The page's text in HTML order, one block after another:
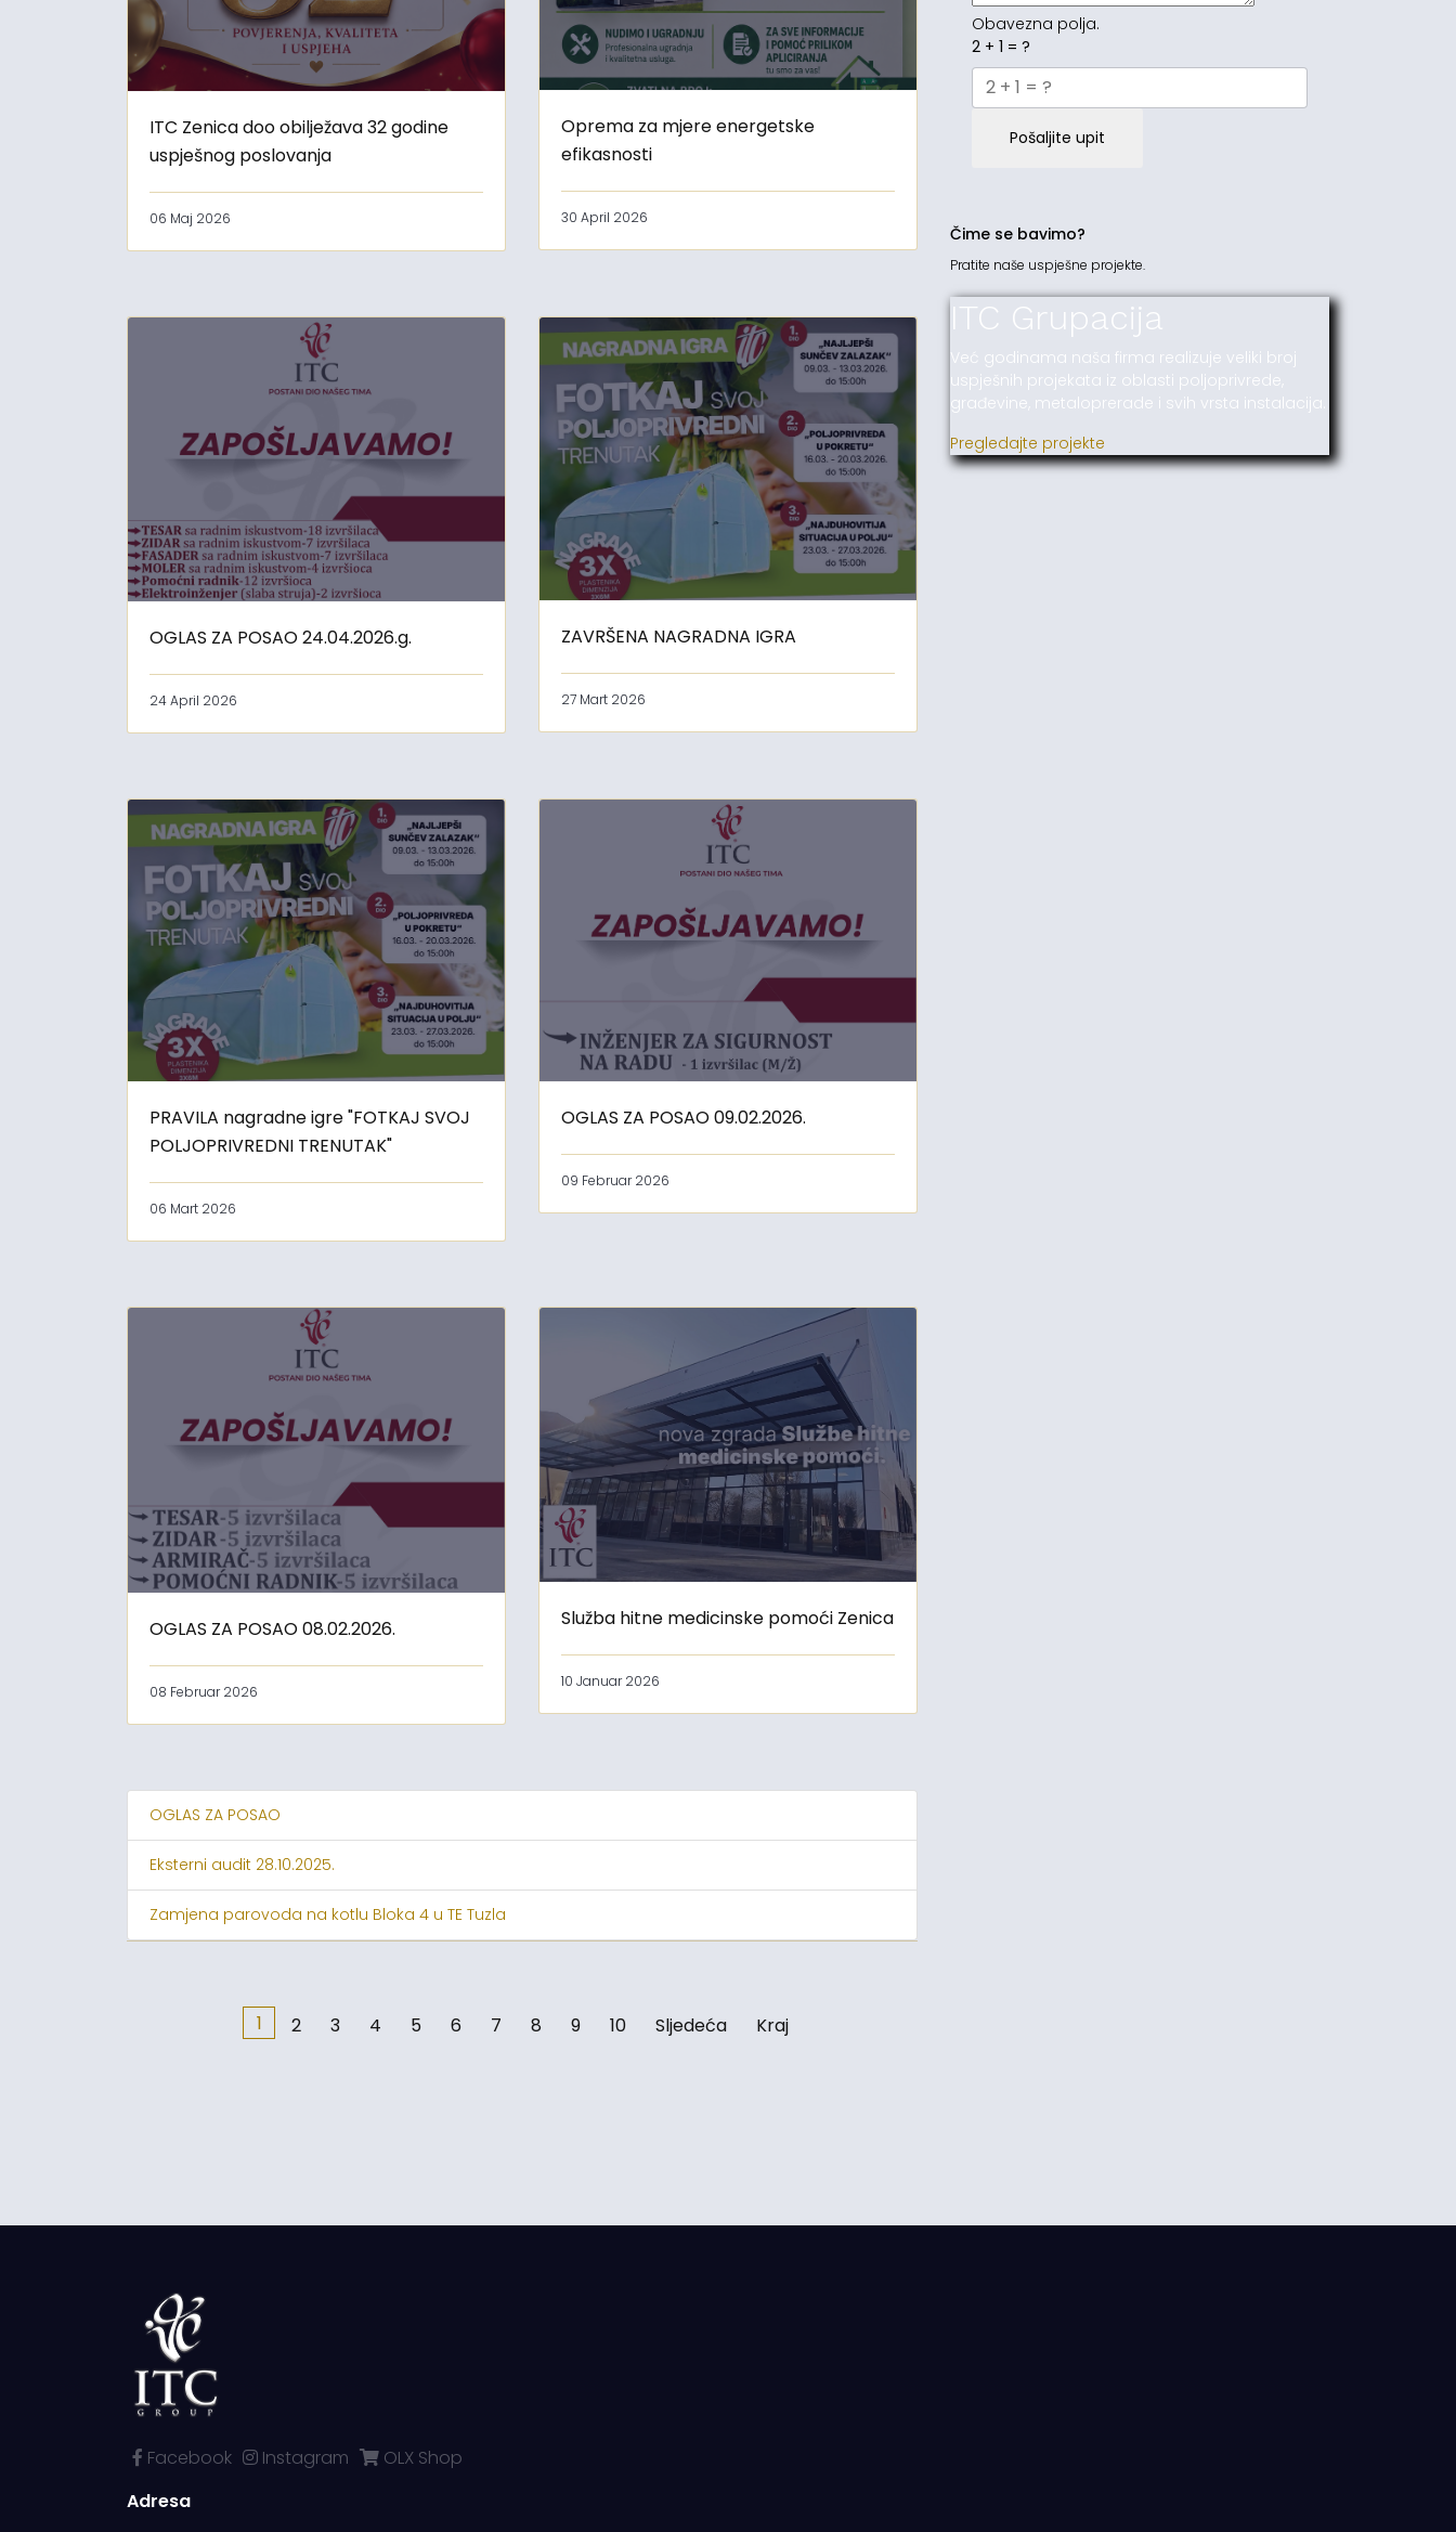
ITC Zenica doo obilježava 32 godine
uspješnog poslovanja
06 Maj 2026
Oprema za mjere energetske
efikasnosti
30 April 2026
OGLAS ZA POSAO 24.04.2026.g.
24 April 2026
ZAVRŠENA NAGRADNA IGRA
27 Mart 2026
PRAVILA nagradne igre "FOTKAJ SVOJ
POLJOPRIVREDNI TRENUTAK"
06 Mart 2026
OGLAS ZA POSAO 09.02.2026.
09 Februar 2026
OGLAS ZA POSAO 08.02.2026.
08 Februar 2026
Služba hitne medicinske pomoći Zenica
10 Januar 2026
OGLAS ZA POSAO
Eksterni audit 28.10.2025.
Zamjena parovoda na kotlu Bloka 4 u TE Tuzla
1 2 3 4 5 6 7 8 9 10 Sljedeća Kraj
Obavezna polja.
2 + 1 = ?
Pošaljite upit
Čime se bavimo?
Pratite naše uspješne projekte.
ITC Grupacija
Već godinama naša firma realizuje veliki broj
uspješnih projekata iz oblasti poljoprivrede,
građevine, metaloprerade i svih vrsta instalacija.
Pregledajte projekte
Facebook Instagram
OLX Shop
Adresa